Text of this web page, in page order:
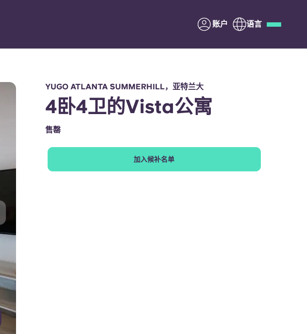
账户 语言
关于我们 与Yugo合作
常见问题解答 家长须知
YUGO ATLANTA SUMMERHILL，亚特兰大
4卧4卫的Vista公寓
售罄
加入候补名单